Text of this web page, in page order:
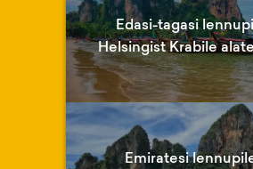
Edasi-tagasi
Helsingist Krabile
Emiratesi